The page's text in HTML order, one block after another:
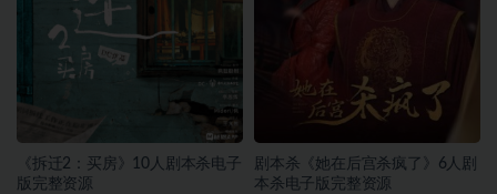
《拆迁2：买房》10人剧本杀电子
版完整资源
剧本杀《她在后宫杀疯了》6人剧
本杀电子版完整资源